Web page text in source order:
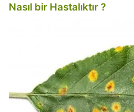
Nasıl bir Hastalıktır ?